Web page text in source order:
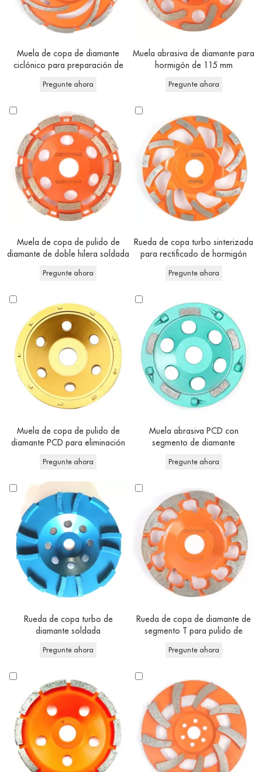
Muela de copa de diamante
ciclónico para preparación de
Pregunte ahora
Muela abrasiva de diamante para
hormigón de 115 mm
Pregunte ahora
Muela de copa de pulido de
diamante de doble hilera soldada
Pregunte ahora
Rueda de copa turbo sinterizada
para rectificado de hormigón
Pregunte ahora
Muela de copa de pulido de
diamante PCD para eliminación
Pregunte ahora
Muela abrasiva PCD con
segmento de diamante
Pregunte ahora
Rueda de copa turbo de
diamante soldada
Pregunte ahora
Rueda de copa de diamante de
segmento T para pulido de
Pregunte ahora